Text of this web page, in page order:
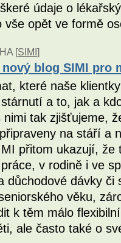
údaje o
vše opět ve formě
[SIMI]
nový blog SIMI pro
které naše
a to, jak a
nimi tak zjišťujeme,
na stáří a
přitom ukazují, že
v rodině i ve
důchodové dávky
věku,
k těm málo
ale často také o